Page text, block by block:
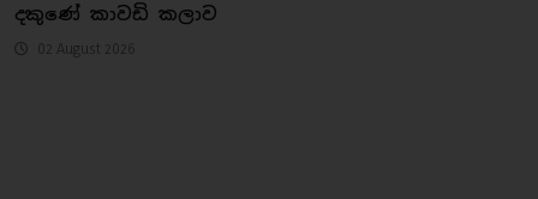
දකුණේ කාවඩි කලාව
02 August 2026